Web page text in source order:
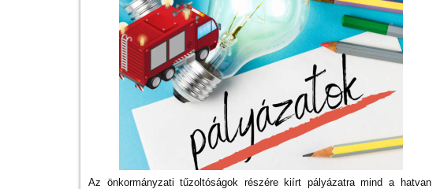
Az önkormányzati tűzoltóságok részére kiírt pályázatra mind a hatvan